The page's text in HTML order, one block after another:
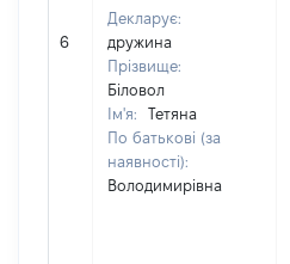
6
Декларує:
дружина
Прізвище:
Біловол
Ім'я:
Тетяна
По батькові (за
наявності):
Володимирівна